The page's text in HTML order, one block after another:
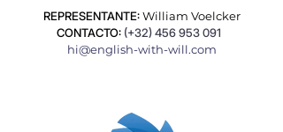
REPRESENTANTE:William Voelcker
CONTACTO: (+32)456 953 091
hi@english-with-will.com